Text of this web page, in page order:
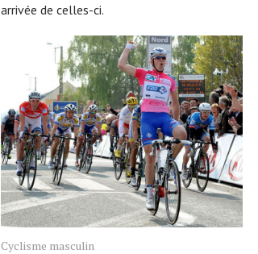
arrivée de celles-ci.
Cyclisme masculin